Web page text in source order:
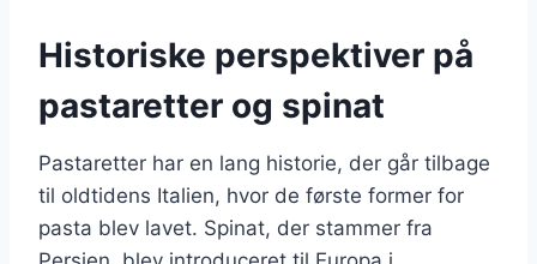
Historiske perspektiver på
pastaretter og spinat
Pastaretter har en lang historie, der går tilbage
til oldtidens Italien, hvor de første former for
pasta blev lavet. Spinat, der stammer fra